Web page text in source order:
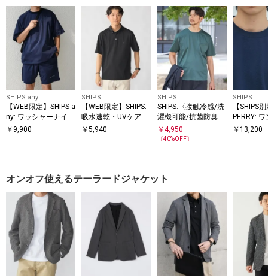
SHIPS any
【WEB限定】SHIPS a
ny: ワッシャーナイロ
ン スピンドル Tシャ
￥ 9,900
SHIPS
【WEB限定】SHIPS:
吸水速乾・UVケア Dr
ymix（R）ワンポイ
￥5,940
SHIPS
SHIPS:〈接触冷感/洗
濯機可能/抗菌防臭〉
COOL TOUCH サマー
Tシャツ
￥ 4,950
〔40%OFF〕
SHIPS
【SHIPS
PERRY:
ロゴ ピケ
￥13,200
オンオフ使えるテーラードジャケット